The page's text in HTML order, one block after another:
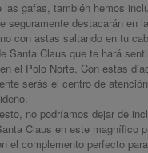
las gafas, también hemos
seguramente destacarán en
con astas saltando en tu
Santa Claus que te hará
el Polo Norte. Con estas
serás el centro de
no podríamos dejar de
Claus en este magnífico
el complemento perfecto